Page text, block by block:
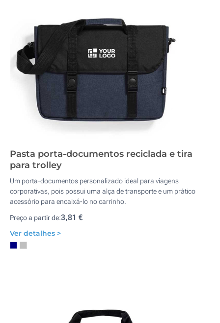
Pasta porta-documentos reciclada e tira
para trolley
Um porta-documentos personalizado ideal para viagens
corporativas, pois possui uma alça de transporte e um prático
acessório para encaixá-lo no carrinho.
Preço a partir de:3,81 €
Ver detalhes >